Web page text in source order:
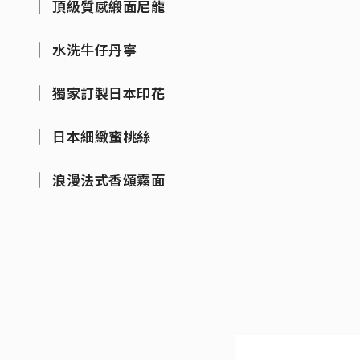
頂級質感緞面尼龍
水洗牛仔丹寧
獨家訂製日本印花
日本細緻蜜桃絲
浪漫法式香頌霧面